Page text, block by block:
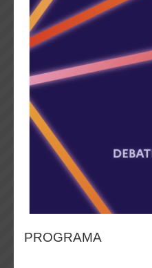
PROGRAMA